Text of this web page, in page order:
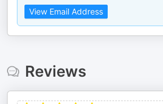
View Email Address
Reviews